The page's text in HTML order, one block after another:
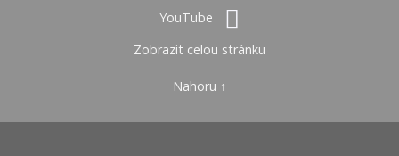
YouTube
Zobrazit celou stránku
Nahoru ↑